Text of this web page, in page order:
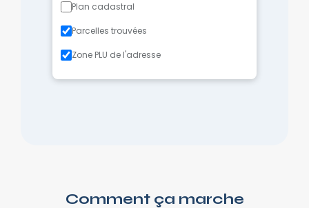
Plan cadastral
Parcelles trouvées
Zone PLU de l'adresse
Comment ça marche